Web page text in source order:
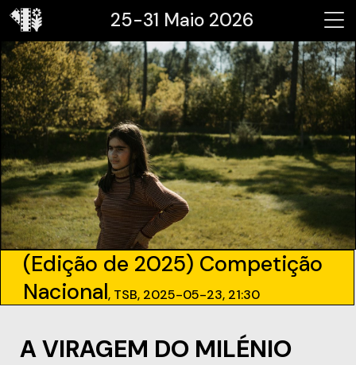
25-31 Maio 2026
(Edição de 2025) Competição
Nacional, TSB, 2025-05-23, 21:30
A VIRAGEM DO MILÉNIO